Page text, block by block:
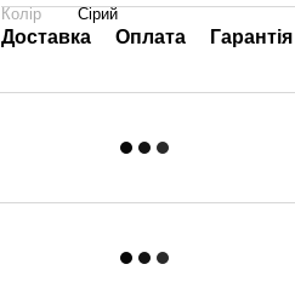
Колір Сірий
Доставка Оплата Гарантія